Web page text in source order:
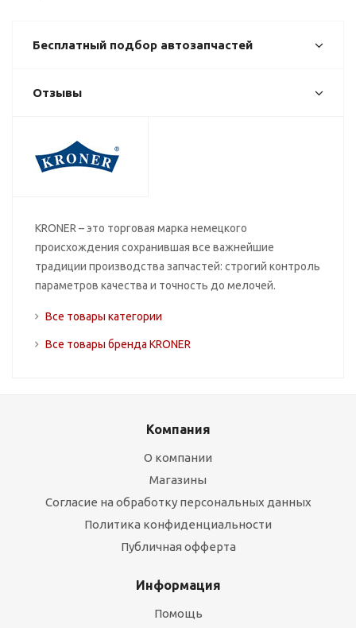
Бесплатный подбор автозапчастей
Отзывы
KRONER – это торговая марка немецкого
происхождения сохранившая все важнейшие
традиции производства запчастей: строгий контроль
параметров качества и точность до мелочей.
Все товары категории
Все товары бренда KRONER
Компания
О компании
Магазины
Согласие на обработку персональных данных
Политика конфиденциальности
Публичная офферта
Информация
Помощь